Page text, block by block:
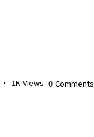
1K Views 0 Comments